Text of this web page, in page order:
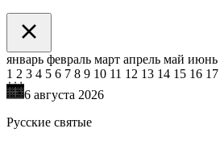
январь февраль март апрель май июнь
1 2 3 4 5 6 7 8 9 10 11 12 13 14 15 16 17
6 августа 2026
Русские святые